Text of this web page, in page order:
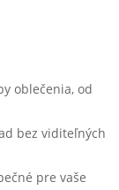
oblečenia, od
bez viditeľných
pre vaše